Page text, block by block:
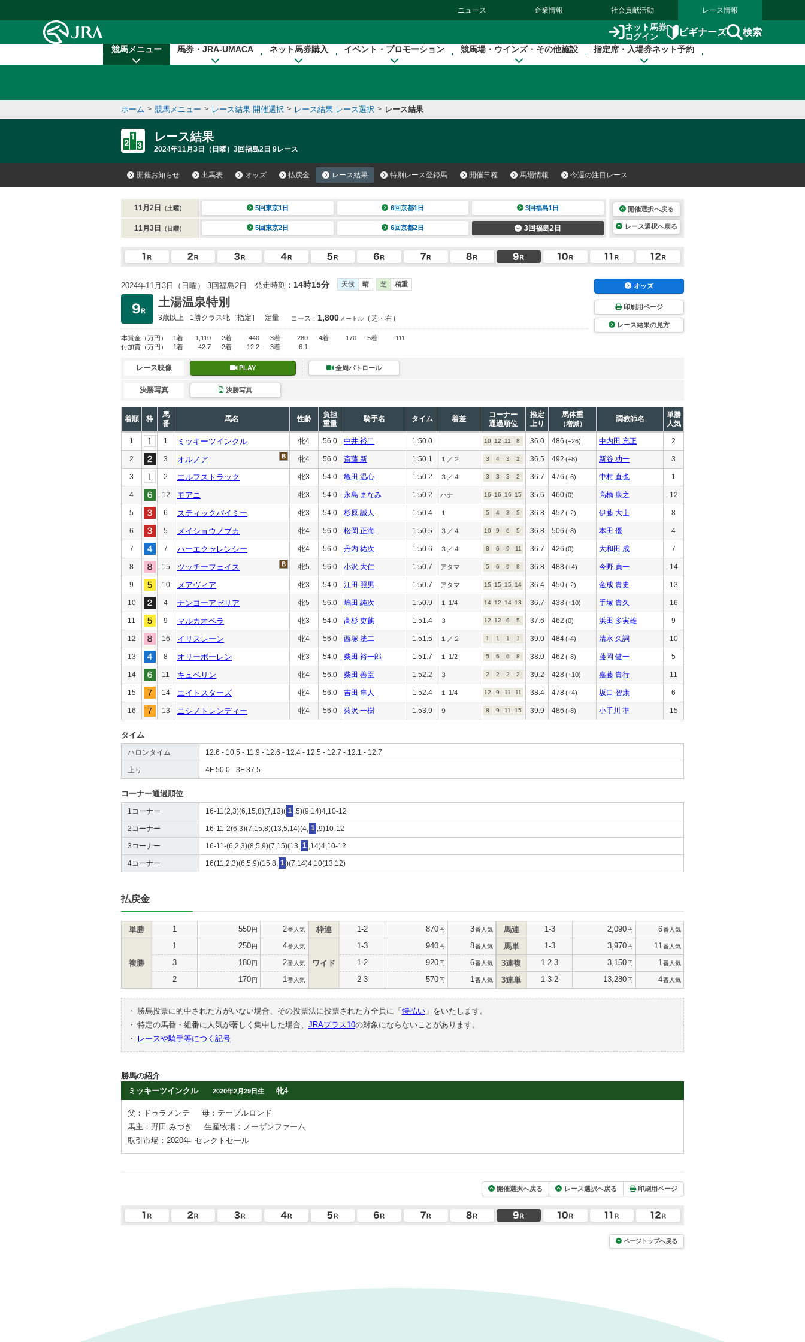
ニュース 企業情報 社会貢献活動 レース情報
ネット馬券
ログイン
ビギナーズ 検索
競馬メニュー 馬券・JRA-UMACA ネット馬券購入 イベント・プロモーション 競馬場・ウインズ・その他施設 指定席・入場券ネット予約
ホーム > 競馬メニュー > レース結果 開催選択 > レース結果 レース選択 > レース結果
レース結果
2024年11月3日（日曜）3回福島2日 9レース
開催お知らせ 出馬表 オッズ 払戻金 レース結果 特別レース登録馬 開催日程 馬場情報 今週の注目レース
11月2日 （土曜） 5回東京1日 6回京都1日 3回福島1日
11月3日 （日曜） 5回東京2日 6回京都2日 3回福島2日
開催選択へ戻る
レース選択へ戻る
2024年11月3日（日曜） 3回福島2日 発走時刻： 14時15分 天候 晴 芝 稍重
土湯温泉特別
3歳以上 1勝クラス牝［指定］ 定量 コース： 1,800 メートル （芝・右）
本賞金 （万円） 1着 1,110 2着 440 3着 280 4着 170 5着
111
付加賞 （万円） 1着 42.7 2着 12.2 3着 6.1
オッズ
印刷用ページ
レース結果の見方
レース映像 PLAY 全周パトロール
決勝写真 決勝写真
着順 枠
馬
番
馬名 性齢
負担
重量
騎手名 タイム 着差
コーナー
通過順位
推定
上り
馬体重
（増減）
調教師名
単勝
人気
1 1 ミッキーツインクル 牝4 56.0 中井 裕二 1:50.0 10 12 11 8 36.0 486 (+26) 中内田 充正 2
2 3 オルノア 牝4 56.0 斎藤 新 1:50.1 １／２ 3 4 3 2 36.5 492 (+8) 新谷 功一 3
3 2 エルフストラック 牝3 54.0 亀田 温心 1:50.2 ３／４ 3 3 3 2 36.7 476 (-6) 中村 直也 1
4 12 モアニ 牝3 54.0 永島 まなみ 1:50.2 ハナ 16 16 16 15 35.6 460(0) 高橋 康之 12
5 6 スティックバイミー 牝3 54.0 杉原 誠人 1:50.4 １ 5 4 3 5 36.8 452 (-2) 伊藤 大士 8
6 5 メイショウノブカ 牝4 56.0 松岡 正海 1:50.5 ３／４ 10 9 6 5 36.8 506 (-8) 本田 優 4
7 7 ハーエクセレンシー 牝4 56.0 丹内 祐次 1:50.6 ３／４ 8 6 9 11 36.7 426 (0) 大和田 成 7
8 15 ツッチーフェイス 牝5 56.0 小沢 大仁 1:50.7 アタマ 5 6 9 8 36.8 488 (+4) 今野 貞一 14
9 10 メアヴィア 牝3 54.0 江田 照男 1:50.7 アタマ 15 15 15 14 36.4 450(-2) 金成 貴史 13
10 4 ナンヨーアゼリア 牝5 56.0 嶋田 純次 1:50.9 １ 1/4 14 12 14 13 36.7 438 (+10) 手塚 貴久 16
11 9 マルカオペラ 牝3 54.0 高杉 吏麒 1:51.4 ３ 12 12 6 5 37.6 462 (0) 浜田 多実雄 9
12 16 イリスレーン 牝4 56.0 西塚 洸二 1:51.5 １／２ 1 1 1 1 39.0 484(-4) 清水 久詞 10
13 8 オリーボーレン 牝3 54.0 柴田 裕一郎 1:51.7 １ 1/2 5 6 6 8 38.0 462 (-8) 藤岡 健一 5
14 11 キュベリン 牝4 56.0 柴田 善臣 1:52.2 ３ 2 2 2 2 39.2 428 (+10) 嘉藤 貴行 11
15 14 エイトスターズ 牝4 56.0 吉田 隼人 1:52.4 １ 1/4 12 9 11 11 38.4 478(+4) 坂口 智康 6
16 13 ニシノトレンディー 牝4 56.0 菊沢 一樹 1:53.9 ９ 8 9 11 15 39.9 486 (-8) 小手川 準 15
タイム
ハロンタイム 12.6 - 10.5 - 11.9 - 12.6 - 12.4 - 12.5 - 12.7 - 12.1 - 12.7
上り 4F 50.0 - 3F 37.5
コーナー通過順位
1コーナー 16-11(2,3)(6,15,8)(7,13)( 1 ,5)(9,14)4,10-12
2コーナー 16-11-2(6,3)(7,15,8)(13,5,14)(4, 1 ,9)10-12
3コーナー 16-11-(6,2,3)(8,5,9)(7,15)(13, 1 ,14)4,10-12
4コーナー 16(11,2,3)(6,5,9)(15,8, 1 )(7,14)4,10(13,12)
払戻金
単勝 1 550円 2番人気
複勝
1 250円 4番人気
3 180円 2番人気
2 170円 1 番人気
枠連 1-2 870円 3番人気
ワイド
1-3 940円 8番人気
1-2 920円 6番人気
2-3 570円 1 番人気
馬連 1-3 2,090円 6番人気
馬単 1-3 3,970円 11 番人気
3連複 1-2-3 3,150円 1 番人気
3連単 1-3-2 13,280円 4番人気
・ 勝馬投票に的中された方がいない場合、その投票法に投票された方全員に「 特払い」をいたします。
・ 特定の馬番・組番に人気が著しく集中した場合、 JRAプラス10の対象にならないことがあります。
・
レースや騎手等につく記号
勝馬の紹介
ミッキーツインクル
2020年2月29日生 牝4
父：ドゥラメンテ
母：テーブルロンド
馬主：野田 みづき
生産牧場：ノーザンファーム
取引市場：2020年 セレクトセール
開催選択へ戻る レース選択へ戻る 印刷用ページ
ページトップへ戻る